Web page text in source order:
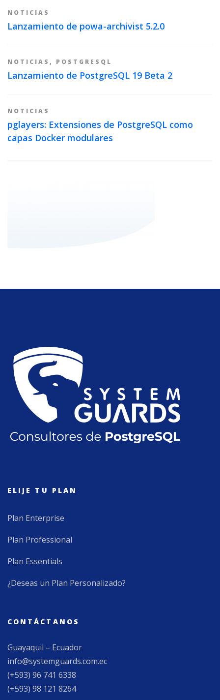
NOTICIAS
Lanzamiento de powa-archivist 5.2.0
NOTICIAS , POSTGRESQL
Lanzamiento de PostgreSQL 19 Beta 2
NOTICIAS
pglayers: Extensiones de PostgreSQL como
capas Docker modulares
ELIJE TU PLAN
Plan Enterprise
Plan Professional
Plan Essentials
¿Deseas un Plan Personalizado?
CONTÁCTANOS
Guayaquil – Ecuador
info@systemguards.com.ec
(+593) 96 741 6338
(+593) 98 121 8264